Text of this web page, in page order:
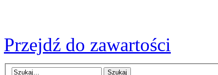
Przejdź do zawartości